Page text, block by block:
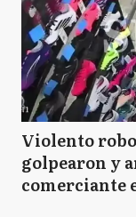
Violento
golpearon y
comerciante